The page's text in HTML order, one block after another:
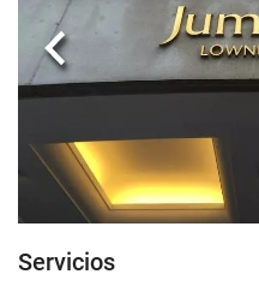
Anterior
Servicios